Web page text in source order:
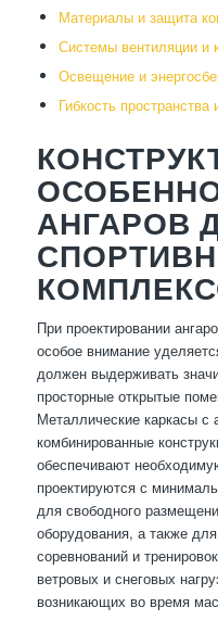
Материалы и защита
Системы вентиляции и
Освещение и
Гибкость пространства
АНГАРОВ
При проектировании
особое внимание
должен выдерживать
просторные открытые
Металлические каркасы с
комбинированные
обеспечивают
проектируются с
для свободного
оборудования, а также
соревнований и
ветровых и снеговых
возникающих во время